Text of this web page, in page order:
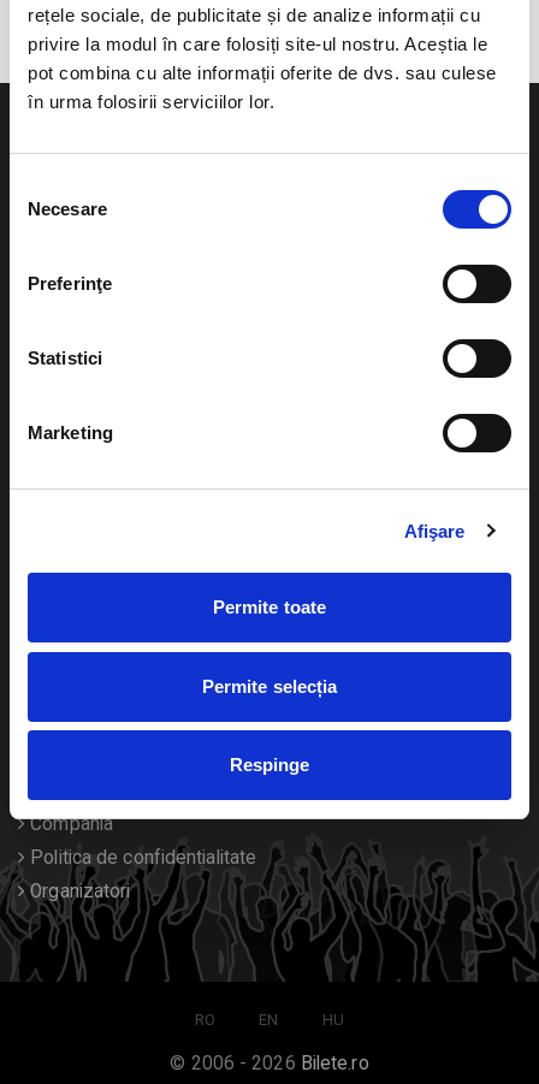
rețele sociale, de publicitate și de analize informații cu
privire la modul în care folosiți site-ul nostru. Aceștia le
pot combina cu alte informații oferite de dvs. sau culese
în urma folosirii serviciilor lor.
consimțământului
Necesare
Preferinţe
Statistici
Marketing
Afişare
Permite toate
Permite selecția
Respinge
Evenimente
Teatru
festivaluri
Diverse
Despre noi
Contact
Compania
Politica de confidentialitate
Organizatori
RO EN HU
© 2006 - 2026 Bilete.ro